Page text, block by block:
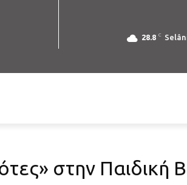
28.8 C
στην Παιδική